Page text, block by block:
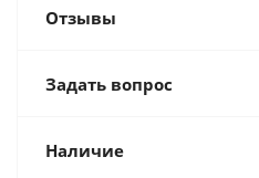
Отзывы
Задать вопрос
Наличие